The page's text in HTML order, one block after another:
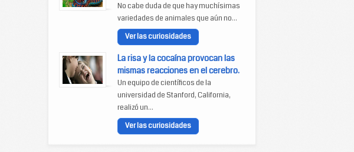
No cabe duda de que hay muchísimas
variedades de animales que aún no...
Ver las curiosidades
La risa y la cocaína provocan las
mismas reacciones en el cerebro.
Un equipo de científicos de la
universidad de Stanford, California,
realizó un...
Ver las curiosidades